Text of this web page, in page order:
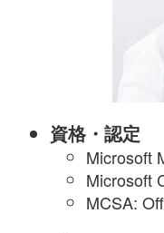
資格・認定
Microsoft
Microsoft
MCSA: